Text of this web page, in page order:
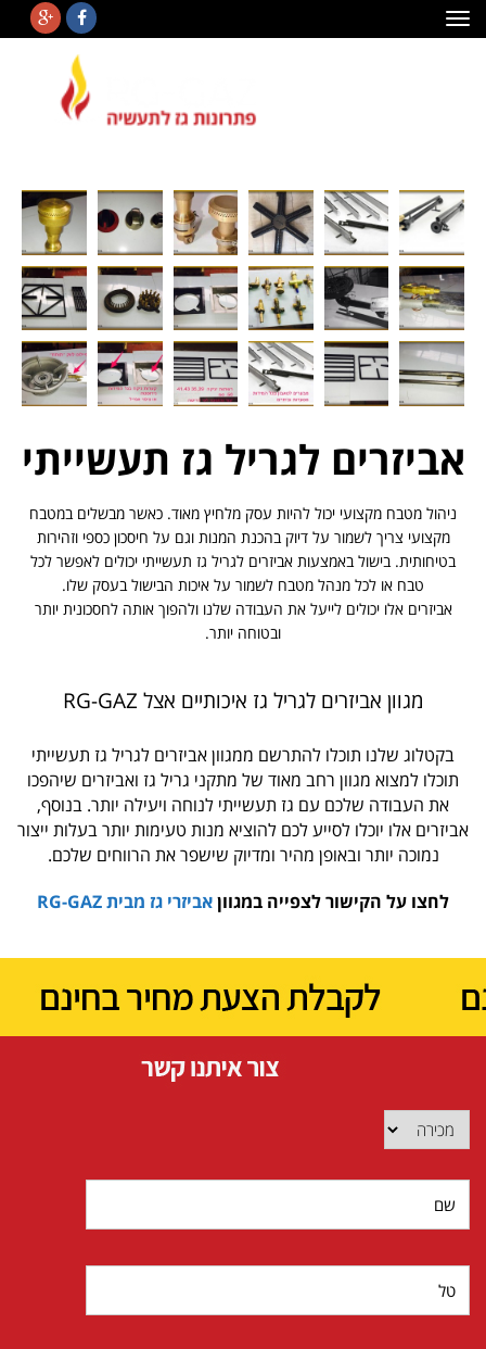
תפריט
אביזרים לגריל גז תעשייתי
ניהול מטבח מקצועי יכול להיות עסק מלחיץ מאוד. כאשר מבשלים במטבח
מקצועי צריך לשמור על דיוק בהכנת המנות וגם על חיסכון כספי וזהירות
בטיחותית. בישול באמצעות אביזרים לגריל גז תעשייתי יכולים לאפשר לכל
טבח או לכל מנהל מטבח לשמור על איכות הבישול בעסק שלו.
אביזרים אלו יכולים לייעל את העבודה שלנו ולהפוך אותה לחסכונית יותר
ובטוחה יותר.
מגוון אביזרים לגריל גז איכותיים אצל RG-GAZ
בקטלוג שלנו תוכלו להתרשם ממגוון אביזרים לגריל גז תעשייתי
תוכלו למצוא מגוון רחב מאוד של מתקני גריל גז ואביזרים שיהפכו
את העבודה שלכם עם גז תעשייתי לנוחה ויעילה יותר. בנוסף,
אביזרים אלו יוכלו לסייע לכם להוציא מנות טעימות יותר בעלות ייצור
נמוכה יותר ובאופן מהיר ומדיוק שישפר את הרווחים שלכם.
לחצו על הקישור לצפייה במגווןאביזרי גז מבית RG-GAZ